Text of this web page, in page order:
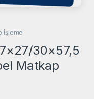
İşleme
30×57,5
Matkap